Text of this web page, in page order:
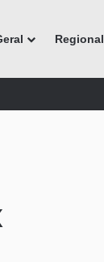
Regional